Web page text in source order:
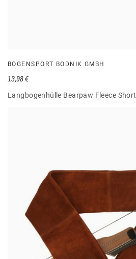
BOGENSPORT BODNIK GMBH
Langbogenhülle Bearpaw Fleece Short
13,98 €